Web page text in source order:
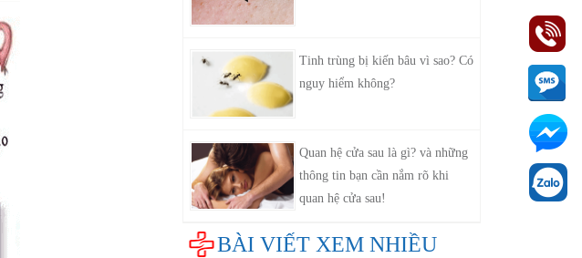
Tinh trùng bị kiến bâu vì sao? Có
nguy hiểm không?
Quan hệ cửa sau là gì? và những
thông tin bạn cần nắm rõ khi
quan hệ cửa sau!
BÀI VIẾT XEM NHIỀU